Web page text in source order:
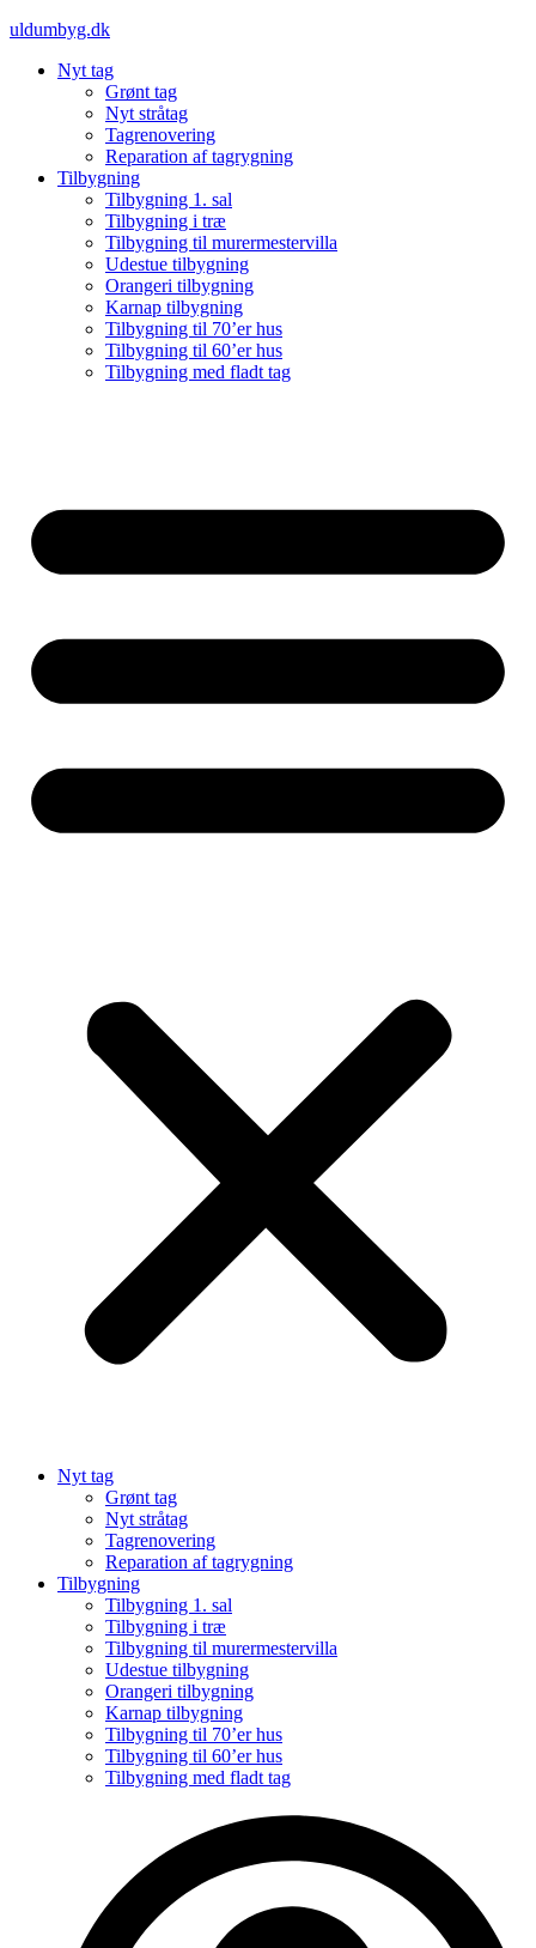
Videre
indhold
uldumbyg.dk
Nyt tag
Grønt tag
Nyt stråtag
Tagrenovering
Reparation af tagrygning
Tilbygning
Tilbygning 1. sal
Tilbygning i træ
Tilbygning til murermestervilla
Udestue tilbygning
Orangeri tilbygning
Karnap tilbygning
Tilbygning til 70’er hus
Tilbygning til 60’er hus
Tilbygning med fladt tag
Nyt tag
Grønt tag
Nyt stråtag
Tagrenovering
Reparation af tagrygning
Tilbygning
Tilbygning 1. sal
Tilbygning i træ
Tilbygning til murermestervilla
Udestue tilbygning
Orangeri tilbygning
Karnap tilbygning
Tilbygning til 70’er hus
Tilbygning til 60’er hus
Tilbygning med fladt tag